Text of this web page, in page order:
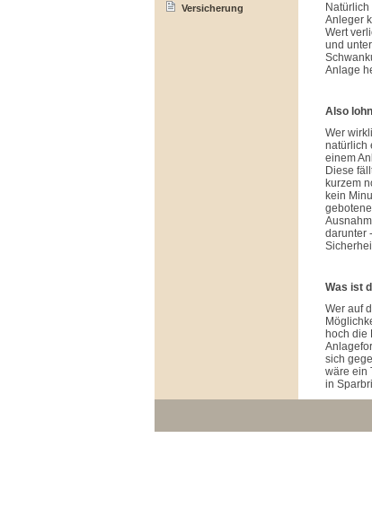
Anleger
Wert
und
Anlage
Also
Wer
natürlich
einem
Diese
kurzem
kein
darunter
Was ist
Wer auf
hoch die
sich
wäre ein
in
Versicherung